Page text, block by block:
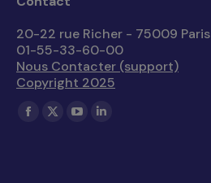
20-22 rue Richer - 75009 Paris
01-55-33-60-00
Nous Contacter (support)
Copyright 2025
Trouvez nous sur :
La
La
La
La